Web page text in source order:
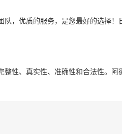
，优质的服务，是您最好的选择
性、真实性、准确性和合法性。阿